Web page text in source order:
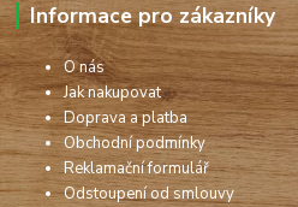
Informace pro zákazníky
O nás
Jak nakupovat
Doprava a platba
Obchodní podmínky
Reklamační formulář
Odstoupení od smlouvy